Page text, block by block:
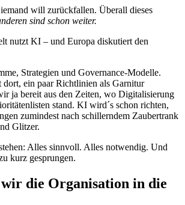
will zurückfallen. Überall dieses
sind schon weiter.
nutzt KI – und Europa diskutiert den
Strategien und Governance-Modelle.
ein paar Richtlinien als Garnitur
ja bereit aus den Zeiten, wo Digitalisierung
stand. KI wird´s schon richten,
zumindest nach schillerndem Zaubertrank
Glitzer.
Alles sinnvoll. Alles notwendig. Und
kurz gesprungen.
die Organisation in die